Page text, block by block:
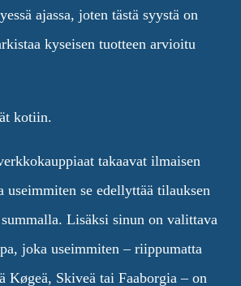
ajassa, joten tästä syystä on
kyseisen tuotteen arvioitu
kotiin.
takaavat ilmaisen
useimmiten se edellyttää tilauksen
Lisäksi sinun on valittava
joka useimmiten – riippumatta
Køgeä, Skiveä tai Faaborgia – on